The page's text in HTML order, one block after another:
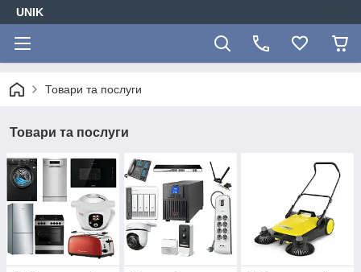
UNIK
Товари та послуги
Товари та послуги